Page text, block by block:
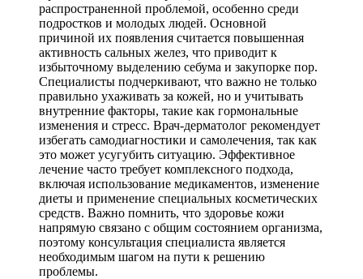
распространенной проблемой, особенно среди
подростков и молодых людей. Основной
причиной их появления считается повышенная
активность сальных желез, что приводит к
избыточному выделению себума и закупорке пор.
Специалисты подчеркивают, что важно не только
правильно ухаживать за кожей, но и учитывать
внутренние факторы, такие как гормональные
изменения и стресс. Врач-дерматолог рекомендует
избегать самодиагностики и самолечения, так как
это может усугубить ситуацию. Эффективное
лечение часто требует комплексного подхода,
включая использование медикаментов, изменение
диеты и применение специальных косметических
средств. Важно помнить, что здоровье кожи
напрямую связано с общим состоянием организма,
поэтому консультация специалиста является
необходимым шагом на пути к решению
проблемы.